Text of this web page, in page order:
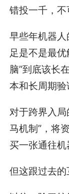
错投一千，不
早些年机器
足是不是最
脑”到底该长
本和长周期验
对于跨界入
马机制”，将
买一张通往机
但这跟过去